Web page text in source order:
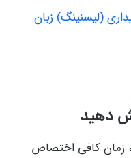
(لیسنینگ) زبان
دهید
زمان کافی اختصاص